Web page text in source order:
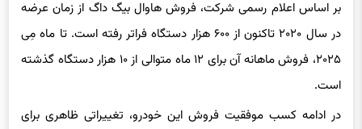
در سال ۲۰۲۰ تاکنون از ۶۰۰ هزار دستگاه فراتر رفته است. تا ماه مِی
۲۰۲۵، فروش ماهانه آن برای ۱۲ ماه متوالی از ۱۰ هزار دستگاه گذشته
است.
در ادامه کسب موفقیت فروش این خودرو، تغییراتی ظاهری برای
هاوال بیگ داگ در نظر گرفته شده است. در نمای جلو، هاوال بیگ